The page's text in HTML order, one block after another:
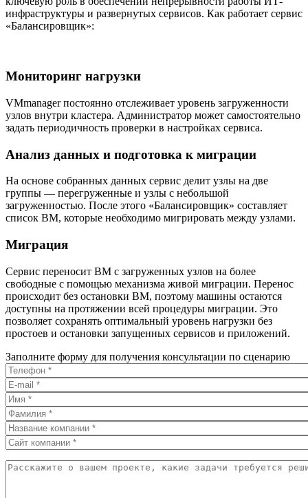
инфраструктуры и развернутых сервисов. Как работает сервис
«Балансировщик»:
Мониторинг нагрузки
VMmanager постоянно отслеживает уровень загруженности
узлов внутри кластера. Администратор может самостоятельно
задать периодичность проверки в настройках сервиса.
Анализ данных и подготовка к миграции
На основе собранных данных сервис делит узлы на две
группы — перегруженные и узлы с небольшой
загруженностью. После этого «Балансировщик» составляет
список ВМ, которые необходимо мигрировать между узлами.
Миграция
Сервис переносит ВМ с загруженных узлов на более
свободные с помощью механизма живой миграции. Перенос
происходит без остановки ВМ, поэтому машины остаются
доступны на протяжении всей процедуры миграции. Это
позволяет сохранять оптимальный уровень нагрузки без
простоев и остановки запущенных сервисов и приложений.
Заполните форму для получения консультации по сценарию